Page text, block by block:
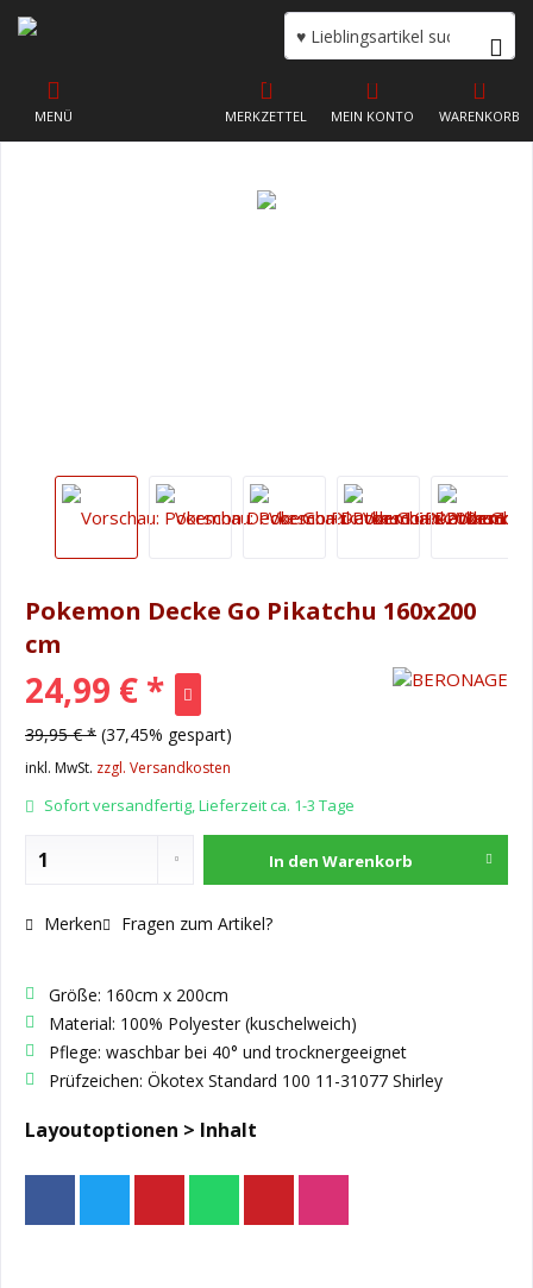
WARENKORB
MERKZETTEL MEIN KONTO
MENÜ
Pokemon Decke Go Pikatchu 160x200
cm
24,99 € *
39,95 € * (37,45% gespart)
inkl. MwSt. zzgl. Versandkosten
Sofort versandfertig, Lieferzeit ca. 1-3 Tage
In den Warenkorb
Merken Fragen zum Artikel?
Größe: 160cm x 200cm
Material: 100% Polyester (kuschelweich)
Pflege: waschbar bei 40° und trocknergeeignet
Prüfzeichen: Ökotex Standard 100 11-31077 Shirley
Layoutoptionen > Inhalt